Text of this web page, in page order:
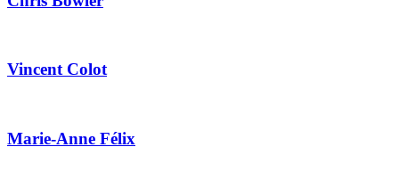
Vincent Colot
Marie-Anne Félix